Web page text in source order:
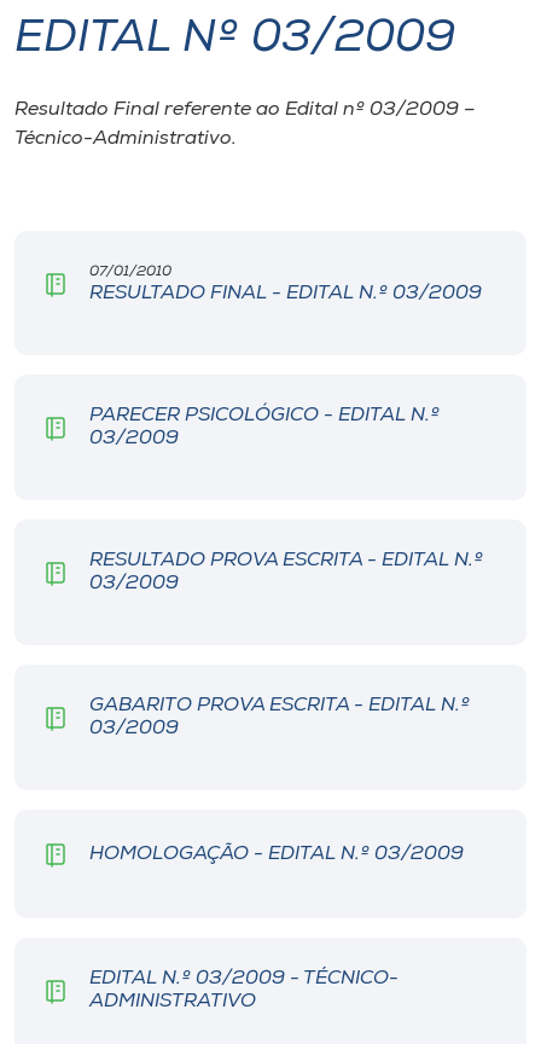
I.nova
Diplomados
CPA
Editora
EDITAL Nº 03/2009
Resultado Final referente ao Edital nº 03/2009 –
Técnico-Administrativo.
07/01/2010
RESULTADO FINAL - EDITAL N.º 03/2009
PARECER PSICOLÓGICO - EDITAL N.º
03/2009
RESULTADO PROVA ESCRITA - EDITAL N.º
03/2009
GABARITO PROVA ESCRITA - EDITAL N.º
03/2009
HOMOLOGAÇÃO - EDITAL N.º 03/2009
EDITAL N.º 03/2009 - TÉCNICO-
ADMINISTRATIVO